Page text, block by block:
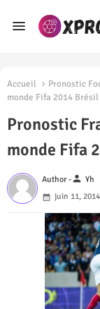
Accueil Pronostic
monde Fifa 2014 Brésil
Pronostic
monde Fifa
Author -person Yh
juin 11, 2014